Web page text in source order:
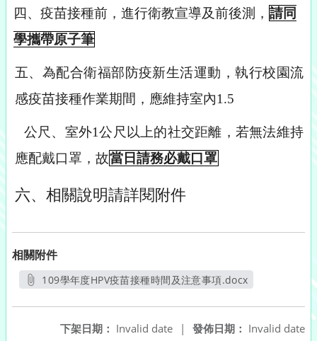
四、疫苗接種前，進行衛教宣導及前後測， 請同
學攜帶原子筆
五、為配合衛福部防疫新生活運動，執行校園流
感疫苗接種作業期間，應維持室內1.5
公尺、室外1公尺以上的社交距離，若無法維持
應配戴口罩，故當日請務必戴口罩
六、相關說明請詳閱附件
相關附件
109學年度HPV疫苗接種時間及注意事項.docx
發佈日期： Invalid date
下架日期： Invalid date
|